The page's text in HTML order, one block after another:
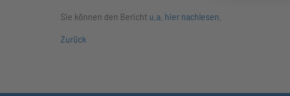
Sie können den Bericht u.a. hier nachlesen
Zurück